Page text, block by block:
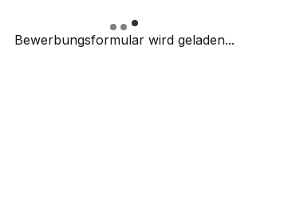
Bewerbungsformular wird geladen...